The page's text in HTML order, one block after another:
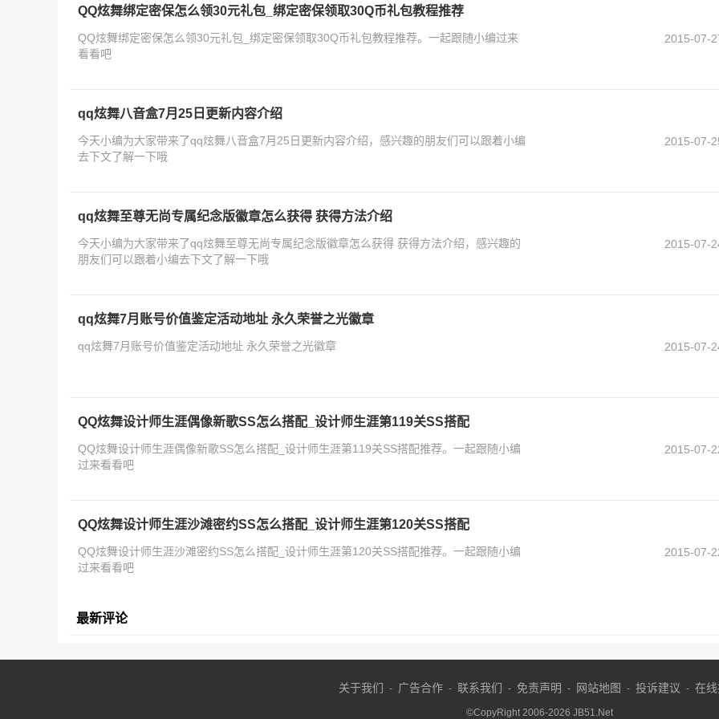
QQ炫舞绑定密保怎么领30元礼包_绑定密保领取30Q币礼包教程推荐
QQ炫舞绑定密保怎么领30元礼包_绑定密保领取30Q币礼包教程推荐。一起跟随小编过来
看看吧
2015-07-
qq炫舞八音盒7月25日更新内容介绍
今天小编为大家带来了qq炫舞八音盒7月25日更新内容介绍，感兴趣的朋友们可以跟着小编
去下文了解一下哦
2015-07-
qq炫舞至尊无尚专属纪念版徽章怎么获得 获得方法介绍
今天小编为大家带来了qq炫舞至尊无尚专属纪念版徽章怎么获得 获得方法介绍，感兴趣的
朋友们可以跟着小编去下文了解一下哦
2015-07-
qq炫舞7月账号价值鉴定活动地址 永久荣誉之光徽章
qq炫舞7月账号价值鉴定活动地址 永久荣誉之光徽章 2015-07-
QQ炫舞设计师生涯偶像新歌SS怎么搭配_设计师生涯第119关SS搭配
QQ炫舞设计师生涯偶像新歌SS怎么搭配_设计师生涯第119关SS搭配推荐。一起跟随小编
过来看看吧
2015-07-
QQ炫舞设计师生涯沙滩密约SS怎么搭配_设计师生涯第120关SS搭配
QQ炫舞设计师生涯沙滩密约SS怎么搭配_设计师生涯第120关SS搭配推荐。一起跟随小编
过来看看吧
2015-07-
最新评论
关于我们 - 广告合作 - 联系我们 - 免责声明 - 网站地图 - 投诉建议 - 在
©CopyRight 2006-2026 JB51.Net